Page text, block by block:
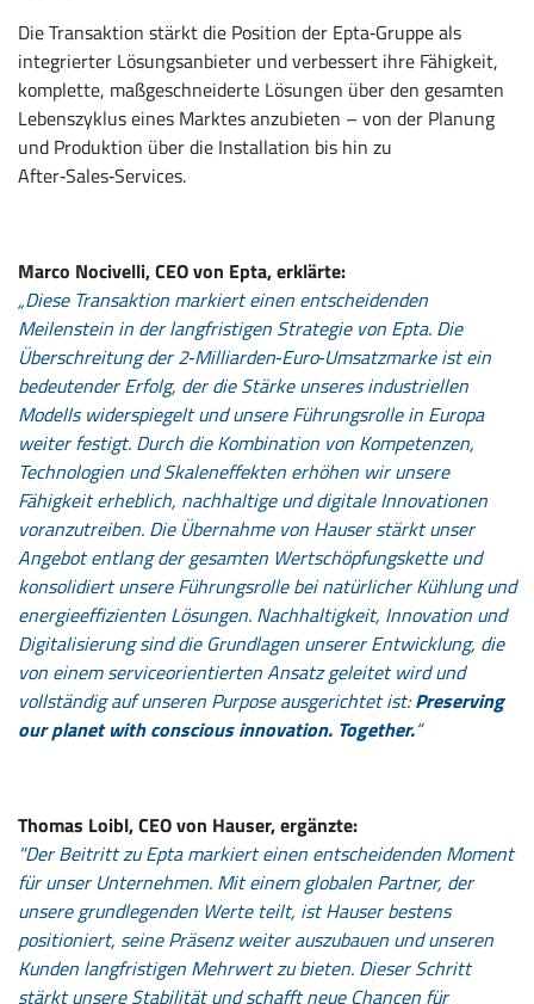
Die Transaktion stärkt die Position der Epta‑Gruppe als
integrierter Lösungsanbieter und verbessert ihre Fähigkeit,
komplette, maßgeschneiderte Lösungen über den gesamten
Lebenszyklus eines Marktes anzubieten – von der Planung
und Produktion über die Installation bis hin zu
After‑Sales‑Services.
Marco Nocivelli, CEO von Epta, erklärte:
„Diese Transaktion markiert einen entscheidenden
Meilenstein in der langfristigen Strategie von Epta. Die
Überschreitung der 2‑Milliarden‑Euro‑Umsatzmarke ist ein
bedeutender Erfolg, der die Stärke unseres industriellen
Modells widerspiegelt und unsere Führungsrolle in Europa
weiter festigt. Durch die Kombination von Kompetenzen,
Technologien und Skaleneffekten erhöhen wir unsere
Fähigkeit erheblich, nachhaltige und digitale Innovationen
voranzutreiben. Die Übernahme von Hauser stärkt unser
Angebot entlang der gesamten Wertschöpfungskette und
konsolidiert unsere Führungsrolle bei natürlicher Kühlung und
energieeffizienten Lösungen. Nachhaltigkeit, Innovation und
Digitalisierung sind die Grundlagen unserer Entwicklung, die
von einem serviceorientierten Ansatz geleitet wird und
vollständig auf unseren Purpose ausgerichtet ist:Preserving
our planet with conscious innovation. Together.“
Thomas Loibl, CEO von Hauser, ergänzte:
"Der Beitritt zu Epta markiert einen entscheidenden Moment
für unser Unternehmen. Mit einem globalen Partner, der
unsere grundlegenden Werte teilt, ist Hauser bestens
positioniert, seine Präsenz weiter auszubauen und unseren
Kunden langfristigen Mehrwert zu bieten. Dieser Schritt
stärkt unsere Stabilität und schafft neue Chancen für